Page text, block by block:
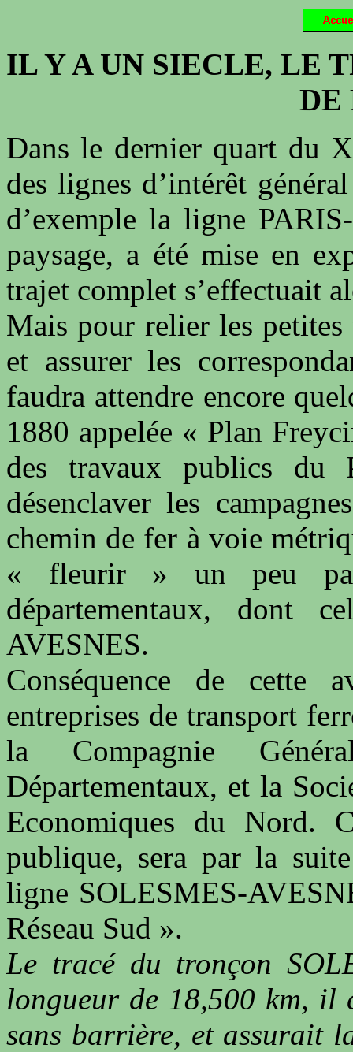
IL Y A UN SIECLE, LE
DE
Dans le dernier quart du
des lignes d’intérêt
d’exemple la ligne
paysage, a été mise en
trajet complet s’effectuait
Mais pour relier les
et assurer les
faudra attendre encore
1880 appelée « Plan
des travaux publics du
désenclaver les
chemin de fer à voie
« fleurir » un peu
départementaux, dont
AVESNES.
Conséquence de cette
entreprises de transport
la Compagnie
Départementaux, et la
Economiques du Nord.
publique, sera par la
ligne SOLESMES-
Réseau Sud ».
Le tracé du tronçon
longueur de 18,500 km, il
sans barrière, et assurait